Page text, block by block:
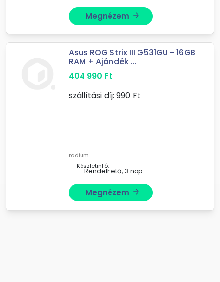
Megnézem arrow_forward
Asus ROG Strix III G531GU - 16GB
RAM + Ajándék ...
404 990 Ft
szállítási díj: 990 Ft
radium
Készletinfó:
Rendelhető, 3 nap
Megnézem arrow_forward